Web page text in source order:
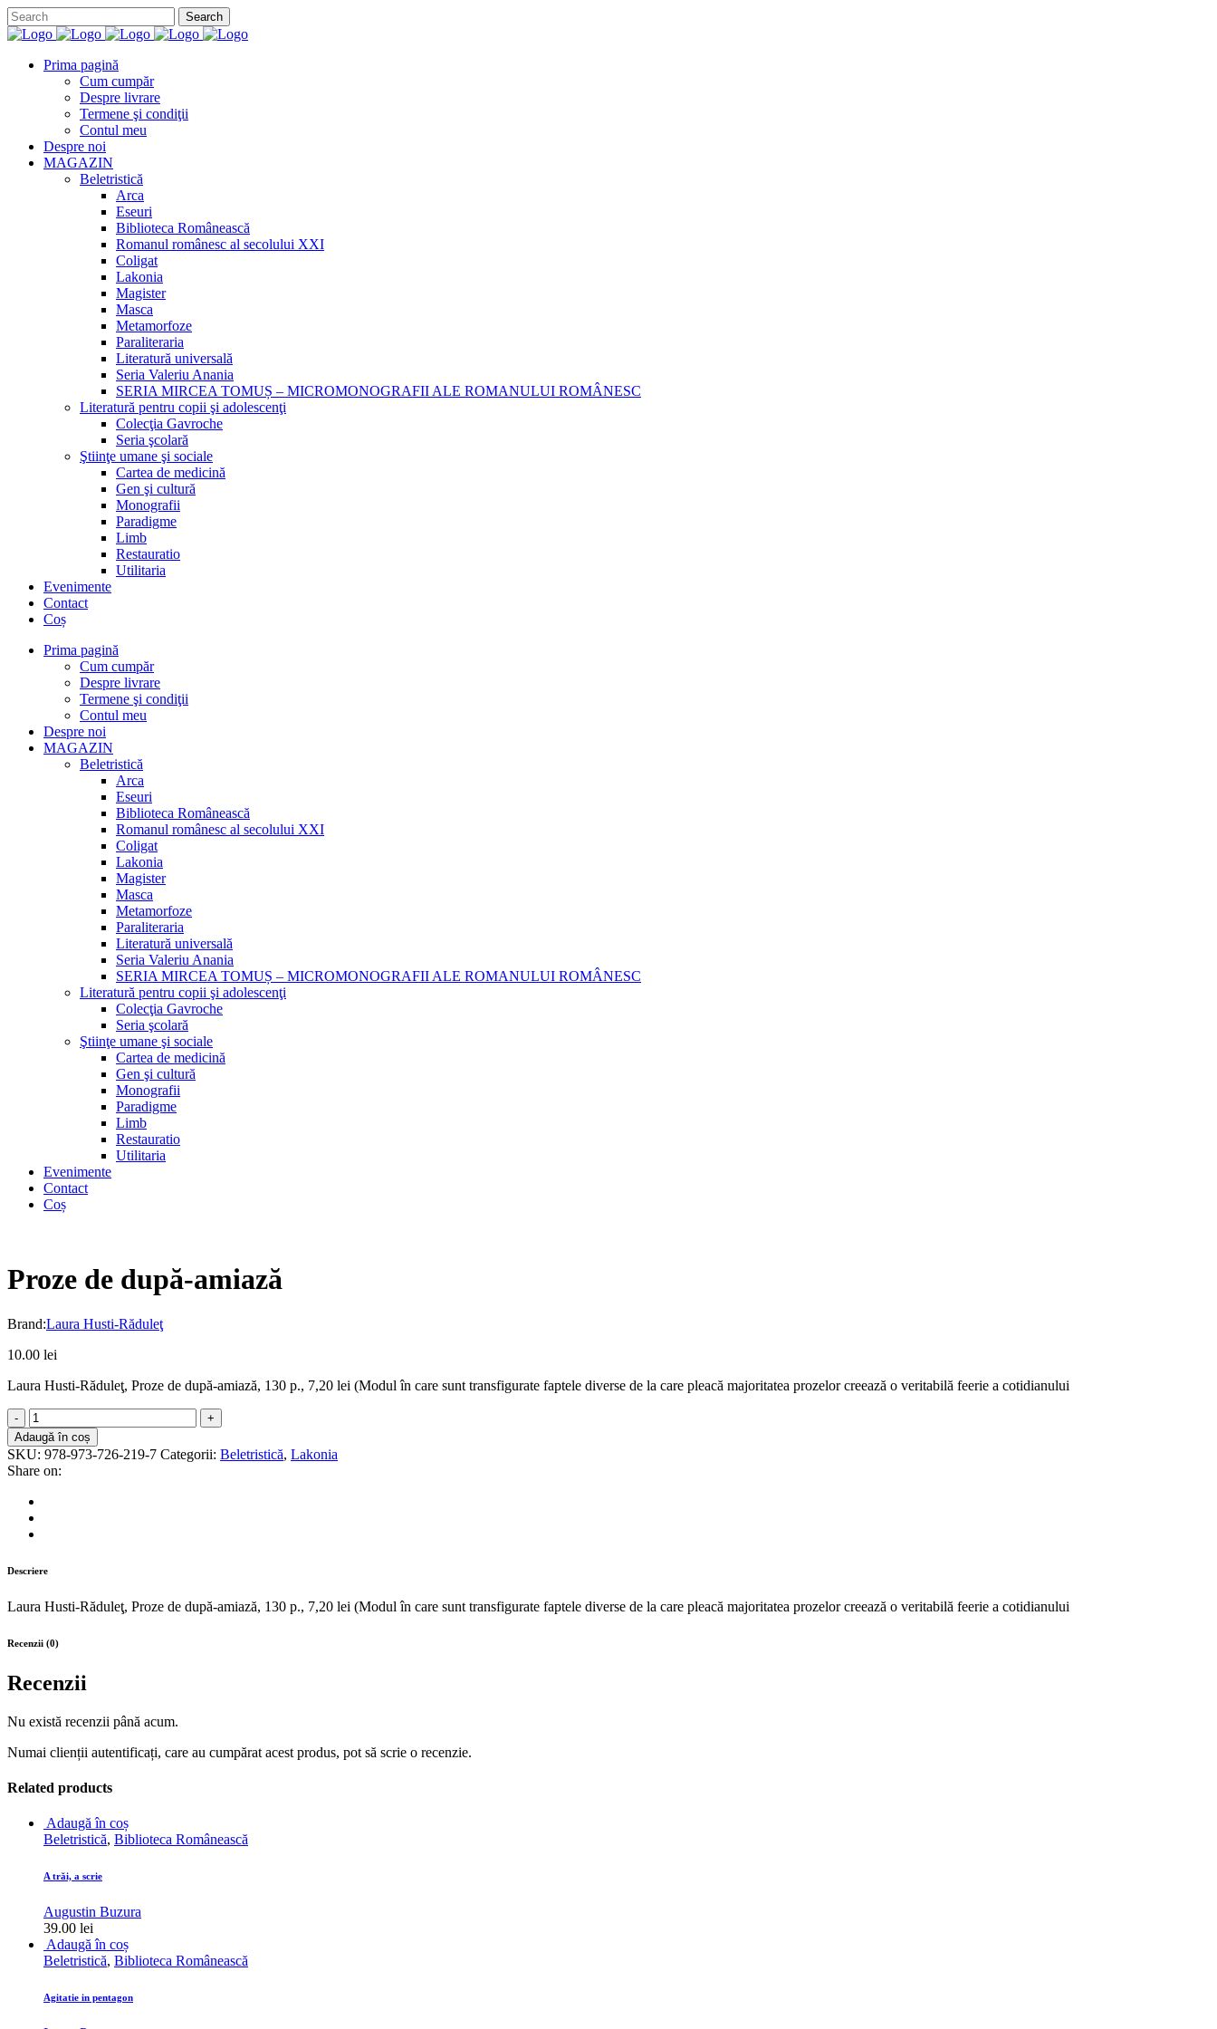
Prima pagină
Cum cumpăr
Despre livrare
Termene şi condiţii
Contul meu
Despre noi
MAGAZIN
Beletristică
Arca
Eseuri
Biblioteca Românească
Romanul românesc al secolului XXI
Coligat
Lakonia
Magister
Masca
Metamorfoze
Paraliteraria
Literatură universală
Seria Valeriu Anania
SERIA MIRCEA TOMUȘ – MICROMONOGRAFII ALE ROMANULUI ROMÂNESC
Literatură pentru copii şi adolescenţi
Colecţia Gavroche
Seria şcolară
Ştiinţe umane şi sociale
Cartea de medicină
Gen şi cultură
Monografii
Paradigme
Limb
Restauratio
Utilitaria
Evenimente
Contact
Coș
Prima pagină
Cum cumpăr
Despre livrare
Termene şi condiţii
Contul meu
Despre noi
MAGAZIN
Beletristică
Arca
Eseuri
Biblioteca Românească
Romanul românesc al secolului XXI
Coligat
Lakonia
Magister
Masca
Metamorfoze
Paraliteraria
Literatură universală
Seria Valeriu Anania
SERIA MIRCEA TOMUȘ – MICROMONOGRAFII ALE ROMANULUI ROMÂNESC
Literatură pentru copii şi adolescenţi
Colecţia Gavroche
Seria şcolară
Ştiinţe umane şi sociale
Cartea de medicină
Gen şi cultură
Monografii
Paradigme
Limb
Restauratio
Utilitaria
Evenimente
Contact
Coș
Proze de după-amiază
Brand:Laura Husti-Răduleţ
10.00 lei
Laura Husti-Răduleţ, Proze de după-amiază, 130 p., 7,20 lei (Modul în care sunt transfigurate faptele diverse de la care pleacă majoritatea prozelor creează o veritabilă feerie a cotidianului
Proze
de
după-
amiază
quantity
Adaugă în coș
SKU: 978-973-726-219-7 Categorii: Beletristică, Lakonia
Share on:
Descriere
Laura Husti-Răduleţ, Proze de după-amiază, 130 p., 7,20 lei (Modul în care sunt transfigurate faptele diverse de la care pleacă majoritatea prozelor creează o veritabilă feerie a cotidianului
Recenzii (0)
Recenzii
Nu există recenzii până acum.
Numai clienții autentificați, care au cumpărat acest produs, pot să scrie o recenzie.
Related products
Adaugă în coș
Beletristică, Biblioteca Românească
A trăi, a scrie
Augustin Buzura
39.00 lei
Adaugă în coș
Beletristică, Biblioteca Românească
Agitatie in pentagon